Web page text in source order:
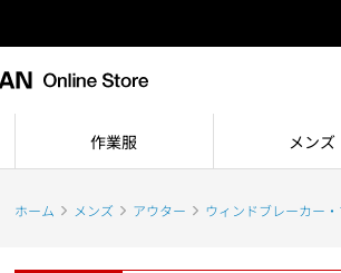
作業服 メンズ
ホーム メンズ アウター ウィンドブレーカー